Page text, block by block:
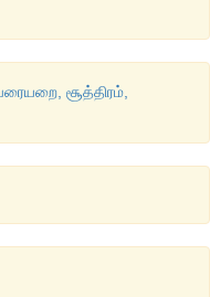
சூத்திரம்,